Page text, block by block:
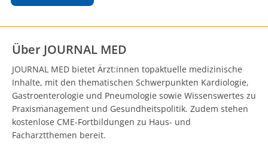
Über JOURNAL MED
JOURNAL MED bietet Ärzt:innen topaktuelle medizinische
Inhalte, mit den thematischen Schwerpunkten Kardiologie,
Gastroenterologie und Pneumologie sowie Wissenswertes zu
Praxismanagement und Gesundheitspolitik. Zudem stehen
kostenlose CME-Fortbildungen zu Haus- und
Facharztthemen bereit.